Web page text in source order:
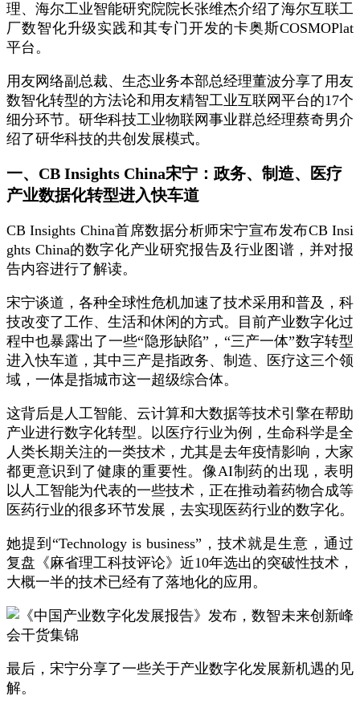
理、海尔工业智能研究院院长张维杰介绍了海尔互联工
厂数智化升级实践和其专门开发的卡奥斯COSMOPlat
平台。
用友网络副总裁、生态业务本部总经理董波分享了用友
数智化转型的方法论和用友精智工业互联网平台的17个
细分环节。研华科技工业物联网事业群总经理蔡奇男介
绍了研华科技的共创发展模式。
一、CB Insights China宋宁：政务、制造、医疗
产业数据化转型进入快车道
CB Insights China首席数据分析师宋宁宣布发布CB Insi
ghts China的数字化产业研究报告及行业图谱，并对报
告内容进行了解读。
宋宁谈道，各种全球性危机加速了技术采用和普及，科
技改变了工作、生活和休闲的方式。目前产业数字化过
程中也暴露出了一些“隐形缺陷”，“三产一体”数字转型
进入快车道，其中三产是指政务、制造、医疗这三个领
域，一体是指城市这一超级综合体。
这背后是人工智能、云计算和大数据等技术引擎在帮助
产业进行数字化转型。以医疗行业为例，生命科学是全
人类长期关注的一类技术，尤其是去年疫情影响，大家
都更意识到了健康的重要性。像AI制药的出现，表明
以人工智能为代表的一些技术，正在推动着药物合成等
医药行业的很多环节发展，去实现医药行业的数字化。
她提到“Technology is business”，技术就是生意，通过
复盘《麻省理工科技评论》近10年选出的突破性技术，
大概一半的技术已经有了落地化的应用。
最后，宋宁分享了一些关于产业数字化发展新机遇的见
解。